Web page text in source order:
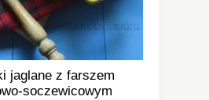
jaglane z farszem
soczewicowym